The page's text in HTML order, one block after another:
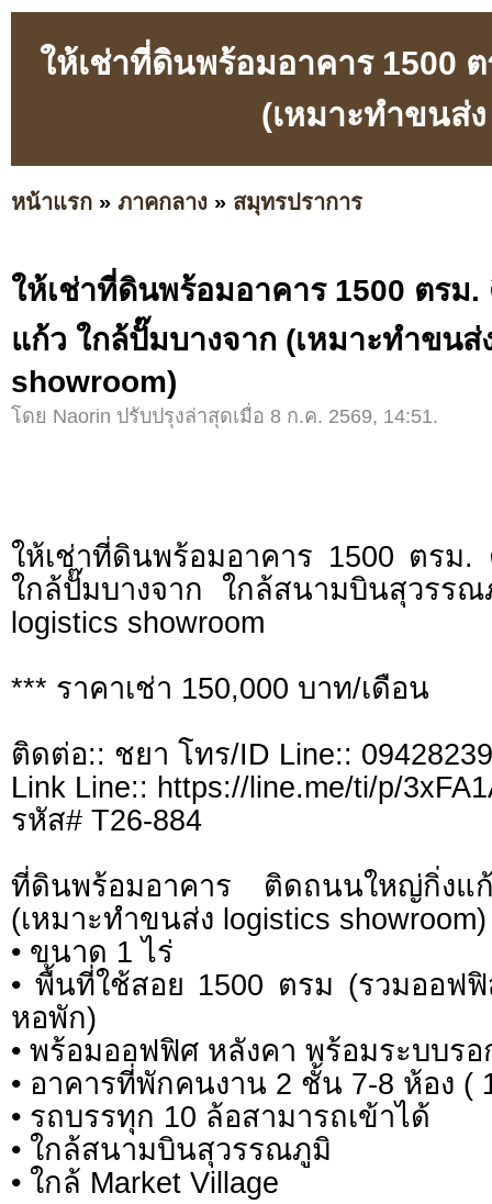
ให้เช่าที่ดินพร้อมอาคาร 1500
(เหมาะทำขนส่
หน้าแรก » ภาคกลาง » สมุทรปราการ
ให้เช่าที่ดินพร้อมอาคาร 1500 ตรม
แก้ว ใกล้ปั๊มบางจาก (เหมาะทำขน
showroom)
โดย Naorin ปรับปรุงล่าสุดเมื่อ 8 ก.ค. 2569, 14:51.
ให้เช่าที่ดินพร้อมอาคาร 1500 ตรม
ใกล้ปั๊มบางจาก ใกล้สนามบินสุวรร
logistics showroom
*** ราคาเช่า 150,000 บาท/เดือน
ติดต่อ:: ชยา โทร/ID Line::
Link Line:: https://line.me/ti/p/
รหัส# T26-884
ที่ดินพร้อมอาคาร ติดถนนใหญ่กิ่งแ
(เหมาะทำขนส่ง logistics showroom)
• ขนาด 1 ไร่
• พื้นที่ใช้สอย 1500 ตรม (รวมออฟ
หอพัก)
• พร้อมออฟฟิศ หลังคา พร้อมระบบรอ
• อาคารที่พักคนงาน 2 ชั้น 7-8 ห้อง (
• รถบรรทุก 10 ล้อสามารถเข้าได้
• ใกล้สนามบินสุวรรณภูมิ
• ใกล้ Market Village